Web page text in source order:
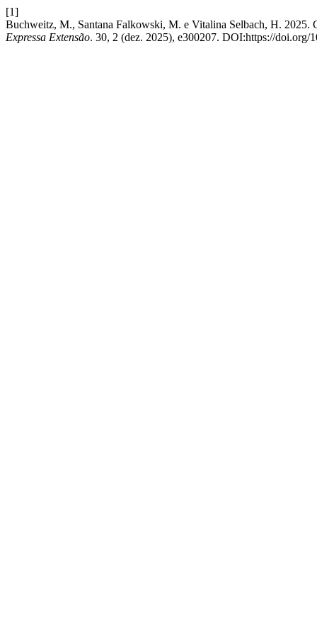
[1]
Buchweitz, M., Santana Falkowski, M. e Vitalina Selbach, H. 2025.
Expressa Extensão. 30, 2 (dez. 2025), e300207. DOI:https://doi.org/